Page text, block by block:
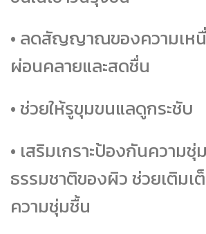
• ลดสัญญาณของความเห
ผ่อนคลายและสดชื่น
• ช่วยให้รูขุมขนแลดูกระชับ
• เสริมเกราะป้องกันความ
ธรรมชาติของผิว ช่วยเติมเ
ความชุ่มชื้น